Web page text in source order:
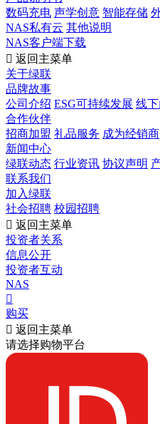
数码充电 声学创意 智能存储
NAS私有云 其他说明
NAS客户端下载
 返回主菜单
关于绿联
品牌故事
公司介绍 ESG可持续发展 线
合作伙伴
招商加盟 礼品服务 成为经销商
新闻中心
绿联动态 行业资讯 协议声明
联系我们
加入绿联
社会招聘 校园招聘
 返回主菜单
投资者关系
信息公开
投资者互动
NAS

购买
 返回主菜单
请选择购物平台